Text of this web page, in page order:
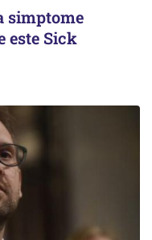
simptome
este Sick